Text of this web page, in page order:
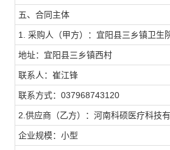
五、合同主体
1. 采购人（甲方）：宜阳县三乡镇卫生
地址：宜阳县三乡镇西村
联系人：崔江锋
联系方式：037968743120
2.供应商（乙方）：河南科硕医疗科技
企业规模：小型